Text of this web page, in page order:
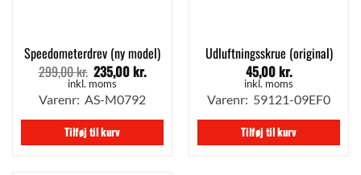
Speedometerdrev (ny model)
299,00kr. Den
oprindelige
pris
var:
299,00 kr..
235,00kr.
pris
er:
235,00 kr..
inkl. moms
Varenr: AS-M0792
Tilføj til kurv
Udluftningsskrue (original)
45,00kr.
inkl. moms
Varenr: 59121-09EF0
Tilføj til kurv